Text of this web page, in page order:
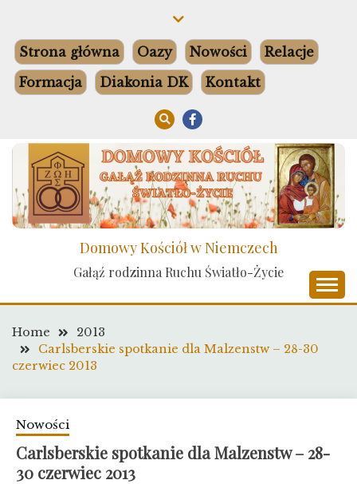
content
Strona główna Oazy Nowości
Relacje
Formacja
Diakonia DK Kontakt
Domowy Kościół w Niemczech
Gałąź rodzinna Ruchu Światło-Życie
Home
2013
Carlsberskie spotkanie dla Malzenstw – 28-30
czerwiec 2013
Nowości
Carlsberskie spotkanie dla Malzenstw – 28-
30 czerwiec 2013